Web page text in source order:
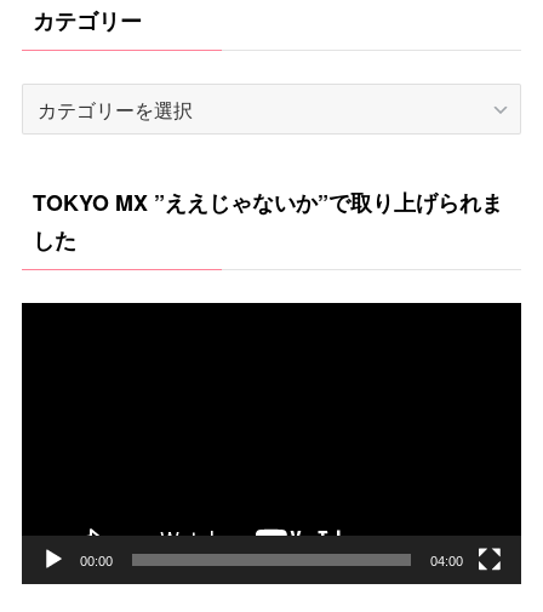
カテゴリー
テ
リ
ー
TOKYO MX ”ええじゃないか”で取り上げられま
した
ー
00:00 04:00